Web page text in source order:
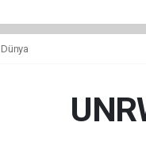
Dünya